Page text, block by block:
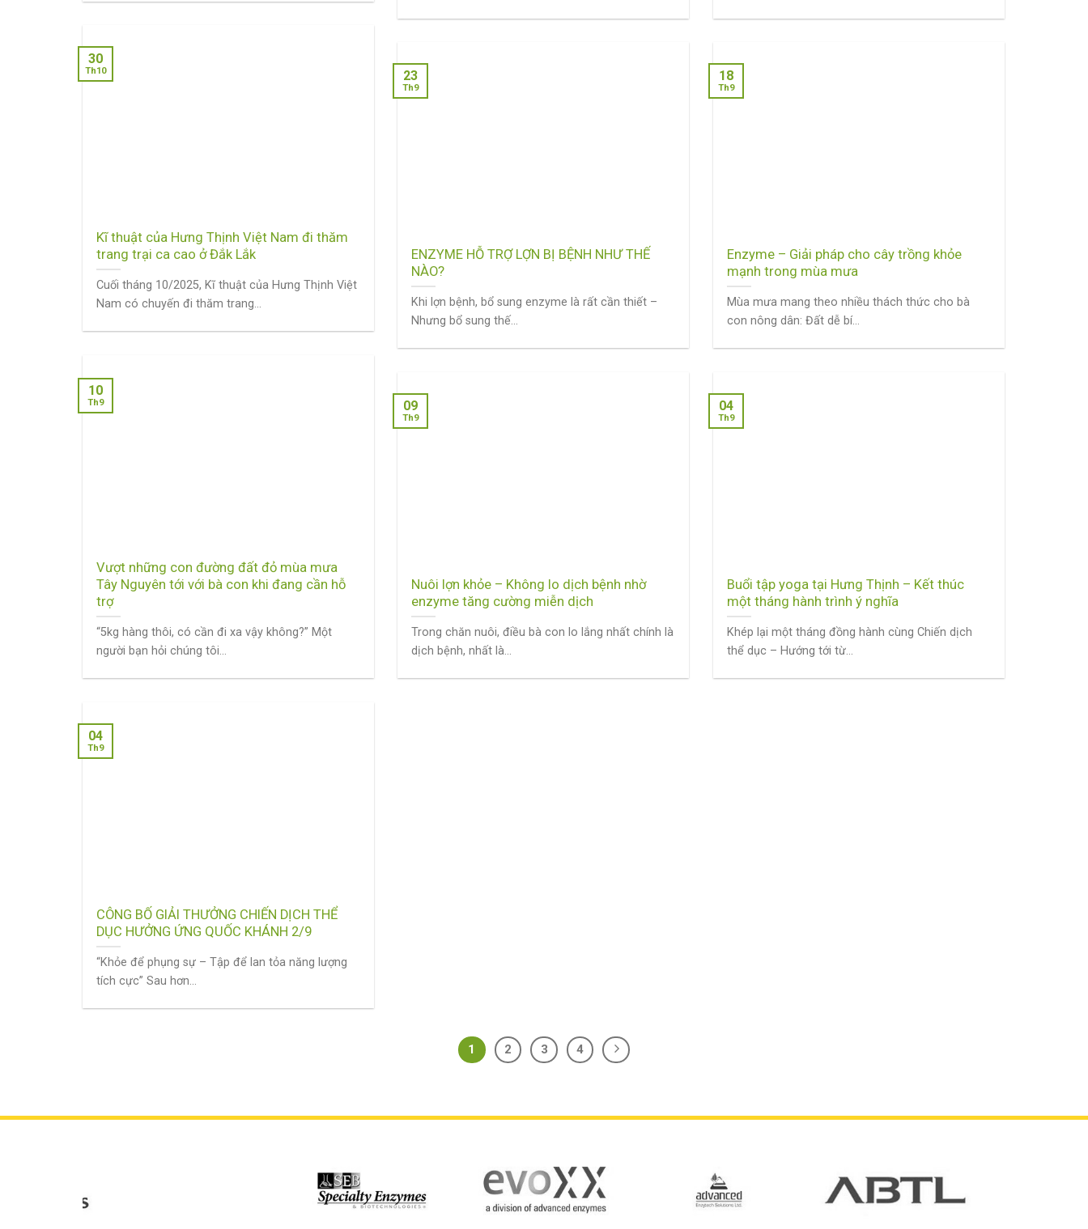
Kĩ thuật của Hưng Thịnh Việt Nam đi thăm
trang trại ca cao ở Đắk Lắk
Cuối tháng 10/2025, Kĩ thuật của Hưng Thịnh Việt
Nam có chuyến đi thăm trang...
30
Th10
ENZYME HỖ TRỢ LỢN BỊ BỆNH NHƯ THẾ
NÀO?
Khi lợn bệnh, bổ sung enzyme là rất cần thiết –
Nhưng bổ sung thế...
23
Th9
Enzyme – Giải pháp cho cây trồng khỏe
mạnh trong mùa mưa
Mùa mưa mang theo nhiều thách thức cho bà
con nông dân: Đất dễ bí...
18
Th9
Vượt những con đường đất đỏ mùa mưa
Tây Nguyên tới với bà con khi đang cần hỗ
trợ
“5kg hàng thôi, có cần đi xa vậy không?” Một
người bạn hỏi chúng tôi...
10
Th9
Nuôi lợn khỏe – Không lo dịch bệnh nhờ
enzyme tăng cường miễn dịch
Trong chăn nuôi, điều bà con lo lắng nhất chính là
dịch bệnh, nhất là...
09
Th9
Buổi tập yoga tại Hưng Thịnh – Kết thúc
một tháng hành trình ý nghĩa
Khép lại một tháng đồng hành cùng Chiến dịch
thể dục – Hướng tới từ...
04
Th9
CÔNG BỐ GIẢI THƯỞNG CHIẾN DỊCH THỂ
DỤC HƯỞNG ỨNG QUỐC KHÁNH 2/9
“Khỏe để phụng sự – Tập để lan tỏa năng lượng
tích cực” Sau hơn...
04
Th9
1 2 3 4